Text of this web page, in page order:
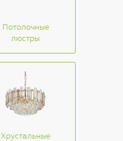
Потолочные
люстры
Хрустальные